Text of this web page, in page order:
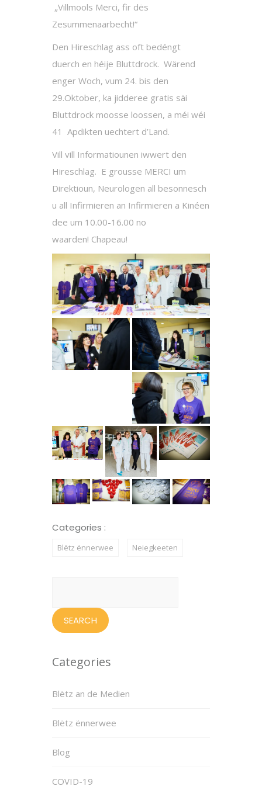
„Villmools Merci, fir dës
Zesummenaarbecht!“
Den Hireschlag ass oft bedéngt
duerch en héije Bluttdrock. Wärend
enger Woch, vum 24. bis den
29.Oktober, ka jidderee gratis säi
Bluttdrock moosse loossen, a méi wéi
41 Apdikten uechtert d’Land.
Vill vill Informatiounen iwwert den
Hireschlag. E grousse MERCI um
Direktioun, Neurologen all besonnesch
u all Infirmieren an Infirmieren a Kinéen
dee um 10.00-16.00 no
waarden! Chapeau!
Categories :
Blëtz ënnerwee Neiegkeeten
Categories
Blëtz an de Medien
Blëtz ënnerwee
Blog
COVID-19